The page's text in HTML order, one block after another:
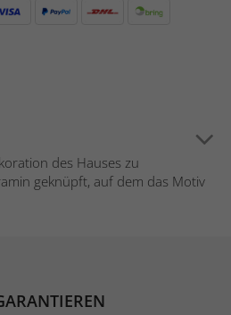
des Hauses zu
geknüpft, auf dem das Motiv